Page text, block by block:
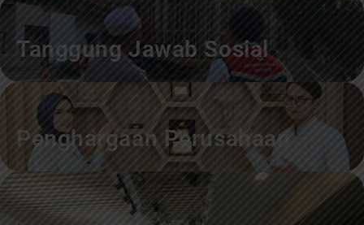
Tanggung Jawab Sosial
Penghargaan Perusahaan